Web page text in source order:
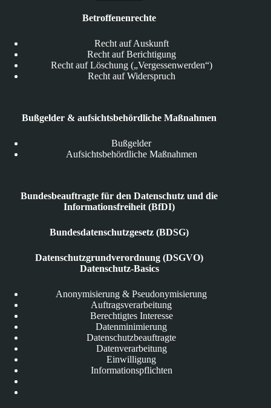
Betroffenenrechte
Recht auf Auskunft
Recht auf Berichtigung
Recht auf Löschung („Vergessenwerden“)
Recht auf Widerspruch
Bußgelder & aufsichtsbehördliche Maßnahmen
Bußgelder
Aufsichtsbehördliche Maßnahmen
Bundesbeauftragte für den Datenschutz und die
Informationsfreiheit (BfDI)
Bundesdatenschutzgesetz (BDSG)
Datenschutzgrundverordnung (DSGVO)
Datenschutz-Basics
Anonymisierung & Pseudonymisierung
Auftragsverarbeitung
Berechtigtes Interesse
Datenminimierung
Datenschutzbeauftragte
Datenverarbeitung
Einwilligung
Informationspflichten